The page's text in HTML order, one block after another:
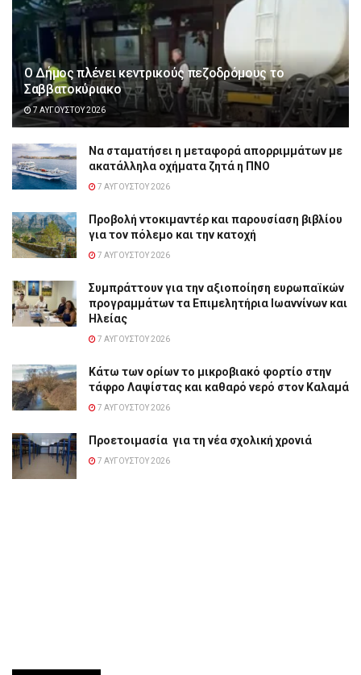
Ο Δήμος πλένει κεντρικούς πεζοδρόμους το
Σαββατοκύριακο
7 ΑΥΓΟΎΣΤΟΥ 2026
Να σταματήσει η μεταφορά απορριμμάτων με
ακατάλληλα οχήματα ζητά η ΠΝΟ
7 ΑΥΓΟΎΣΤΟΥ 2026
Προβολή ντοκιμαντέρ και παρουσίαση βιβλίου
για τον πόλεμο και την κατοχή
7 ΑΥΓΟΎΣΤΟΥ 2026
Συμπράττουν για την αξιοποίηση ευρωπαϊκών
προγραμμάτων τα Επιμελητήρια Ιωαννίνων και
Ηλείας
7 ΑΥΓΟΎΣΤΟΥ 2026
Κάτω των ορίων το μικροβιακό φορτίο στην
τάφρο Λαψίστας και καθαρό νερό στον Καλαμά
7 ΑΥΓΟΎΣΤΟΥ 2026
Προετοιμασία για τη νέα σχολική χρονιά
7 ΑΥΓΟΎΣΤΟΥ 2026